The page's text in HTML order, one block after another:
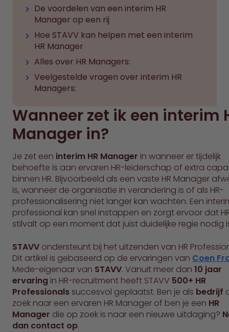
De voordelen van een interim HR
Manager op een rij
Hoe STAVV kan helpen met een interim
HR Manager
Alles over HR Managers:
Veelgestelde vragen over interim HR
Managers:
Wanneer zet ik een interim
Manager in?
Je zet een interim HR Manager in wanneer er tijdelijk
behoefte is aan ervaren HR-leiderschap of extra
binnen HR. Bijvoorbeeld als een vaste HR Manager
is, wanneer de organisatie in verandering is of als HR-
professionalisering niet langer kan wachten. Een
professional kan snel instappen en zorgt ervoor dat
stilvalt op een moment dat juist duidelijke regie nodig
STAVV ondersteunt bij het uitzenden van HR
Dit artikel is gebaseerd op de ervaringen van Coen
Mede-eigenaar van STAVV. Vanuit meer dan 10 jaar
ervaring in HR-recruitment heeft STAVV 500+ HR
Professionals succesvol geplaatst. Ben je als bedrijf
zoek naar een ervaren HR Manager of ben je een HR
Manager die op zoek is naar een nieuwe uitdaging?
dan contact op.